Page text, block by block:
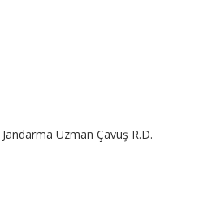
Uzman Çavuş R.D.